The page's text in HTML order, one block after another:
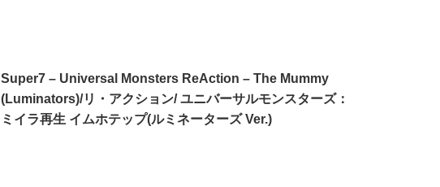
Super7 – Universal Monsters ReAction – The Mummy
(Luminators)/リ・アクション/ ユニバーサルモンスターズ：
ミイラ再生 イムホテップ(ルミネーターズ Ver.)